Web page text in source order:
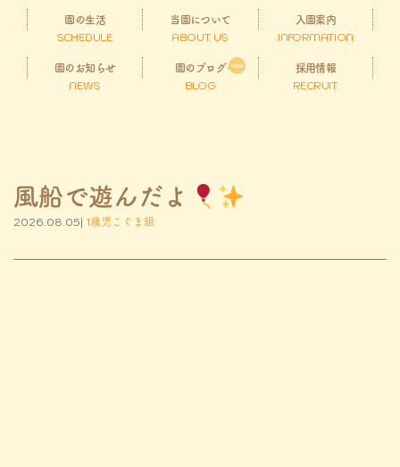
園の生活
SCHEDULE
当園について
ABOUT US
入園案内
INFORMATION
園のお知らせ
NEWS
園のブログ
BLOG
採用情報
RECRUIT
風船で遊んだよ
2026.08.05| 1歳児こぐま組